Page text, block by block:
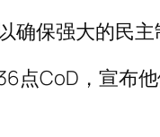
保强大的民主
点CoD，宣布